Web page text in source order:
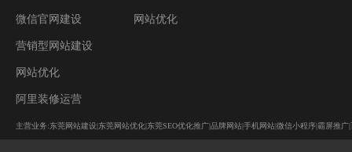
微信官网建设
营销型网站建设
网站优化
阿里装修运营
网站优化
主营业务:东莞网站建设|东莞网站优化|东莞SEO优化推广|品牌网站|手机网站|微信小程序|霸屏推广